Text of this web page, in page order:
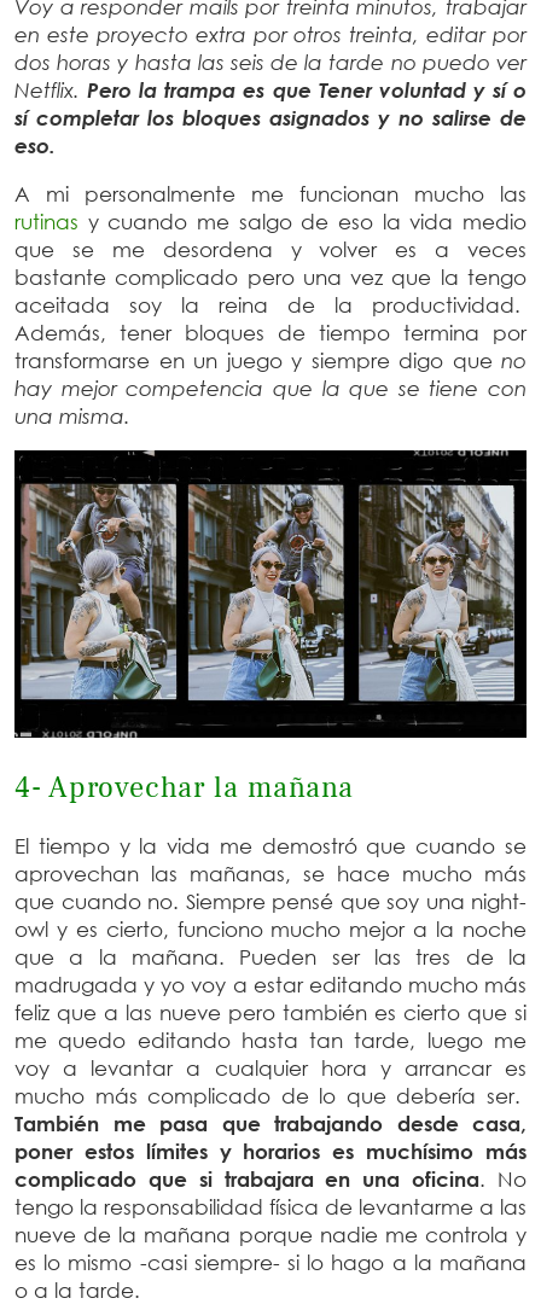
Voy a responder mails por treinta minutos, trabajar
en este proyecto extra por otros treinta, editar por
dos horas y hasta las seis de la tarde no puedo ver
Netflix.Pero la trampa es que Tener voluntad y sí o
sí completar los bloques asignados y no salirse de
eso.
A mi personalmente me funcionan mucho las
rutinas y cuando me salgo de eso la vida medio
que se me desordena y volver es a veces
bastante complicado pero una vez que la tengo
aceitada soy la reina de la productividad.
Además, tener bloques de tiempo termina por
transformarse en un juego y siempre digo que no
hay mejor competencia que la que se tiene con
una misma.
4- Aprovechar la mañana
El tiempo y la vida me demostró que cuando se
aprovechan las mañanas, se hace mucho más
que cuando no. Siempre pensé que soy una night-
owl y es cierto, funciono mucho mejor a la noche
que a la mañana. Pueden ser las tres de la
madrugada y yo voy a estar editando mucho más
feliz que a las nueve pero también es cierto que si
me quedo editando hasta tan tarde, luego me
voy a levantar a cualquier hora y arrancar es
mucho más complicado de lo que debería ser.
También me pasa que trabajando desde casa,
poner estos límites y horarios es muchísimo más
complicado que si trabajara en una oficina. No
tengo la responsabilidad física de levantarme a las
nueve de la mañana porque nadie me controla y
es lo mismo -casi siempre- si lo hago a la mañana
o a la tarde.